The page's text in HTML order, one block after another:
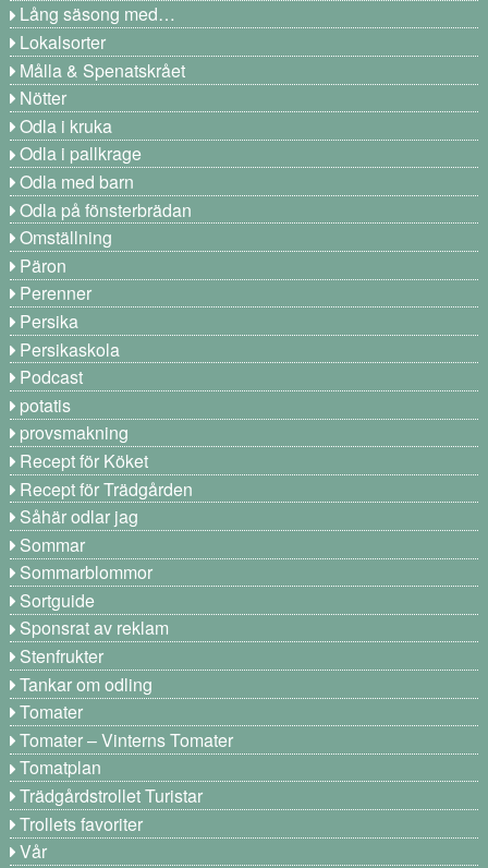
Lång säsong med…
Lokalsorter
Målla & Spenatskrået
Nötter
Odla i kruka
Odla i pallkrage
Odla med barn
Odla på fönsterbrädan
Omställning
Päron
Perenner
Persika
Persikaskola
Podcast
potatis
provsmakning
Recept för Köket
Recept för Trädgården
Såhär odlar jag
Sommar
Sommarblommor
Sortguide
Sponsrat av reklam
Stenfrukter
Tankar om odling
Tomater
Tomater – Vinterns Tomater
Tomatplan
Trädgårdstrollet Turistar
Trollets favoriter
Vår